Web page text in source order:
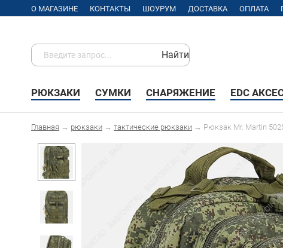
О МАГАЗИНЕ КОНТАКТЫ ШОУРУМ ДОСТАВКА ОПЛАТА
Найти
РЮКЗАКИ СУМКИ СНАРЯЖЕНИЕ EDC
Главная → рюкзаки → тактические рюкзаки → Рюкзак Mr. Martin